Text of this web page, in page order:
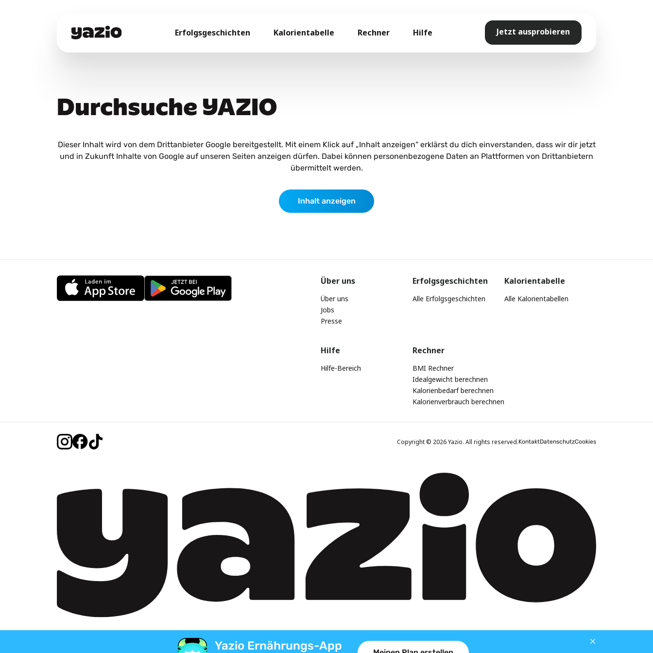
Erfolgsgeschichten Kalorientabelle Rechner Hilfe Jetzt ausprobieren
Durchsuche YAZIO
Dieser Inhalt wird von dem Drittanbieter Google bereitgestellt. Mit einem Klick auf „Inhalt anzeigen“ erklärst du dich einverstanden, dass wir dir jetzt
und in Zukunft Inhalte von Google auf unseren Seiten anzeigen dürfen. Dabei können personenbezogene Daten an Plattformen von Drittanbietern
übermittelt werden.
Inhalt anzeigen
Über uns
Über uns
Jobs
Presse
Erfolgsgeschichten
Alle Erfolgsgeschichten
Kalorientabelle
Alle Kalorientabellen
Hilfe
Hilfe-Bereich
Rechner
BMI Rechner
Idealgewicht berechnen
Kalorienbedarf berechnen
Kalorienverbrauch berechnen
Copyright © 2026 Yazio. All rights reserved.KontaktDatenschutzCookies
Yazio Ernährungs-App